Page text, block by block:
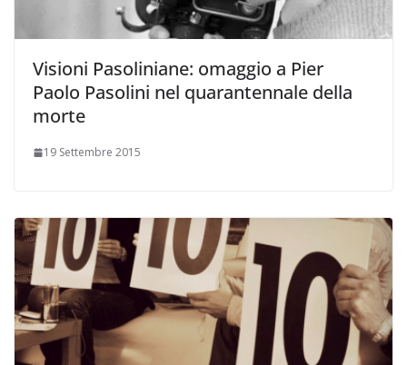
Visioni Pasoliniane: omaggio a Pier
Paolo Pasolini nel quarantennale della
morte
19 Settembre 2015